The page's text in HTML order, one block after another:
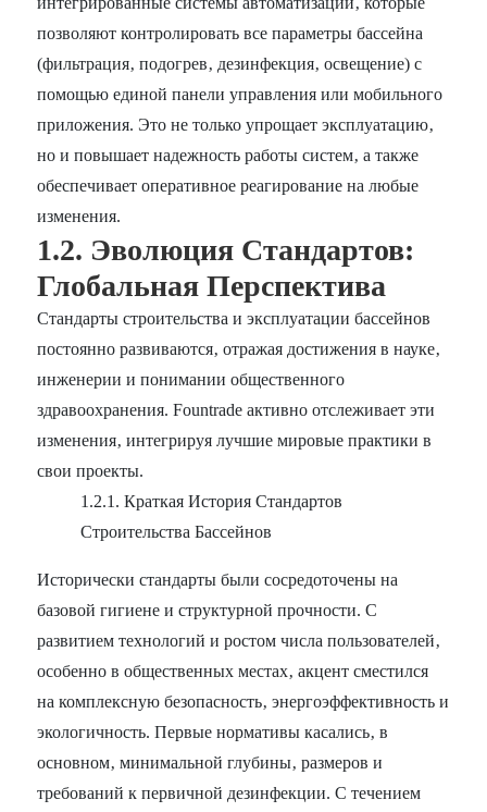
позволяют контролировать все параметры бассейна
(фильтрация‚ подогрев‚ дезинфекция‚ освещение) с
помощью единой панели управления или мобильного
приложения. Это не только упрощает эксплуатацию‚
но и повышает надежность работы систем‚ а также
обеспечивает оперативное реагирование на любые
изменения.
1.2. Эволюция Стандартов:
Глобальная Перспектива
Стандарты строительства и эксплуатации бассейнов
постоянно развиваются‚ отражая достижения в науке‚
инженерии и понимании общественного
здравоохранения. Fountrade активно отслеживает эти
изменения‚ интегрируя лучшие мировые практики в
свои проекты.
1.2.1. Краткая История Стандартов
Строительства Бассейнов
Исторически стандарты были сосредоточены на
базовой гигиене и структурной прочности. С
развитием технологий и ростом числа пользователей‚
особенно в общественных местах‚ акцент сместился
на комплексную безопасность‚ энергоэффективность и
экологичность. Первые нормативы касались‚ в
основном‚ минимальной глубины‚ размеров и
требований к первичной дезинфекции. С течением